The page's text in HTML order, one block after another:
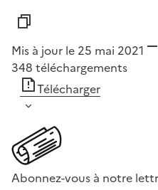
Mis à jour le 25 mai 2021
348 téléchargements
Télécharger
Abonnez-vous à notre